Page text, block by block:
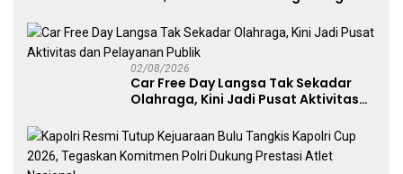
Perkuat Soliditas Prajurit
02/08/2026
Car Free Day Langsa Tak Sekadar
Olahraga, Kini Jadi Pusat Aktivitas